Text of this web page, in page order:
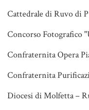
Cattedrale di Ruvo di
Concorso Fotografico
Confraternita Opera
Confraternita
Diocesi di Molfetta –